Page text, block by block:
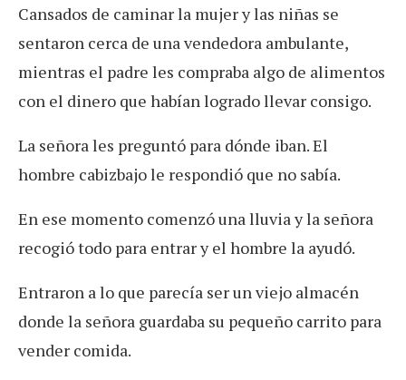
Cansados de caminar la mujer y las niñas se
sentaron cerca de una vendedora ambulante,
mientras el padre les compraba algo de alimentos
con el dinero que habían logrado llevar consigo.
La señora les preguntó para dónde iban. El
hombre cabizbajo le respondió que no sabía.
En ese momento comenzó una lluvia y la señora
recogió todo para entrar y el hombre la ayudó.
Entraron a lo que parecía ser un viejo almacén
donde la señora guardaba su pequeño carrito para
vender comida.